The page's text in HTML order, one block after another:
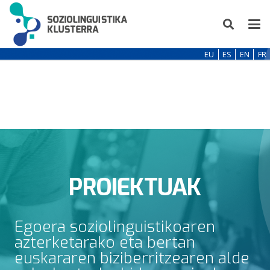
EU ES EN FR
PROIEKTUAK
Egoera soziolinguistikoaren
azterketarako eta bertan
euskararen biziberritzearen alde